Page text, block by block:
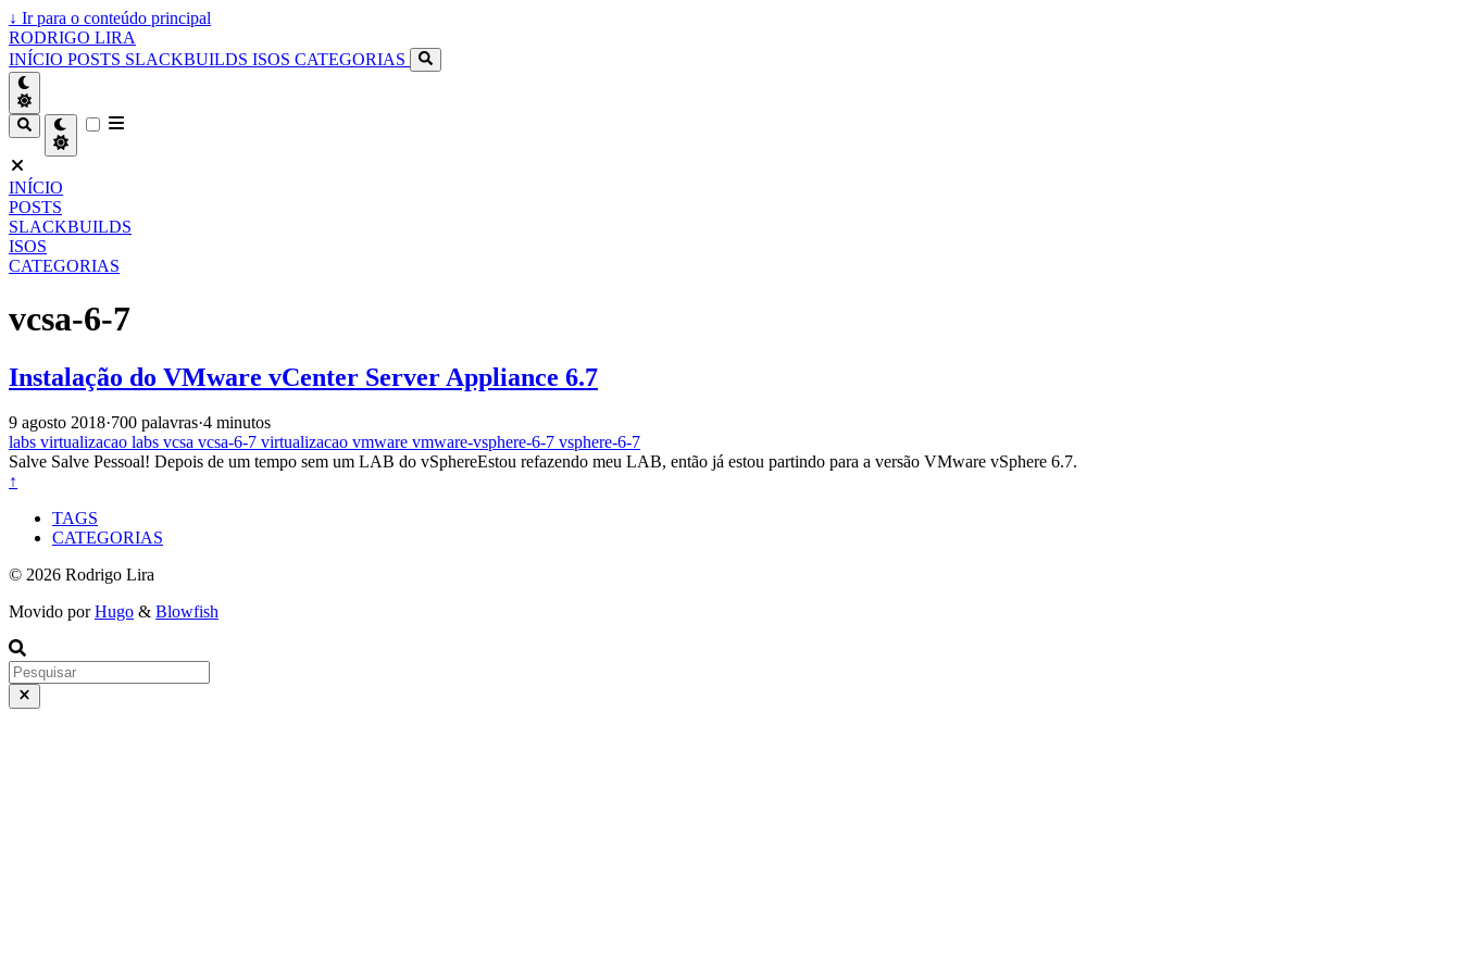
↓ Ir para o conteúdo principal
RODRIGO LIRA
INÍCIO POSTS SLACKBUILDS ISOS CATEGORIAS
INÍCIO
POSTS
SLACKBUILDS
ISOS
CATEGORIAS
vcsa-6-7
Instalação do VMware vCenter Server Appliance 6.7
9 agosto 2018·700 palavras·4 minutos
labs virtualizacao labs vcsa vcsa-6-7 virtualizacao vmware vmware-vsphere-6-7 vsphere-6-7
Salve Salve Pessoal! Depois de um tempo sem um LAB do vSphereEstou refazendo meu LAB, então já estou partindo para a versão VMware vSphere 6.7.
↑
TAGS
CATEGORIAS
© 2026 Rodrigo Lira
Movido porHugo & Blowfish